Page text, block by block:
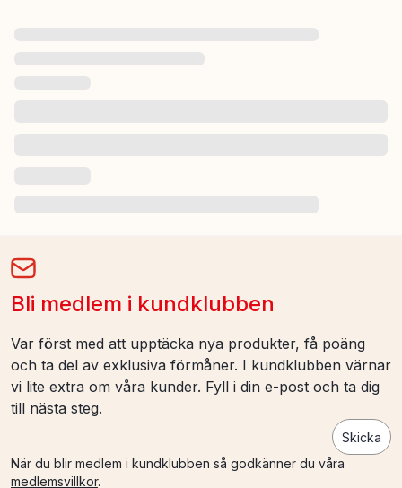
Bli medlem i kundklubben
Var först med att upptäcka nya produkter, få poäng
och ta del av exklusiva förmåner. I kundklubben värnar
vi lite extra om våra kunder. Fyll i din e-post och ta dig
till nästa steg.
Skicka
När du blir medlem i kundklubben så godkänner du våra
medlemsvillkor.